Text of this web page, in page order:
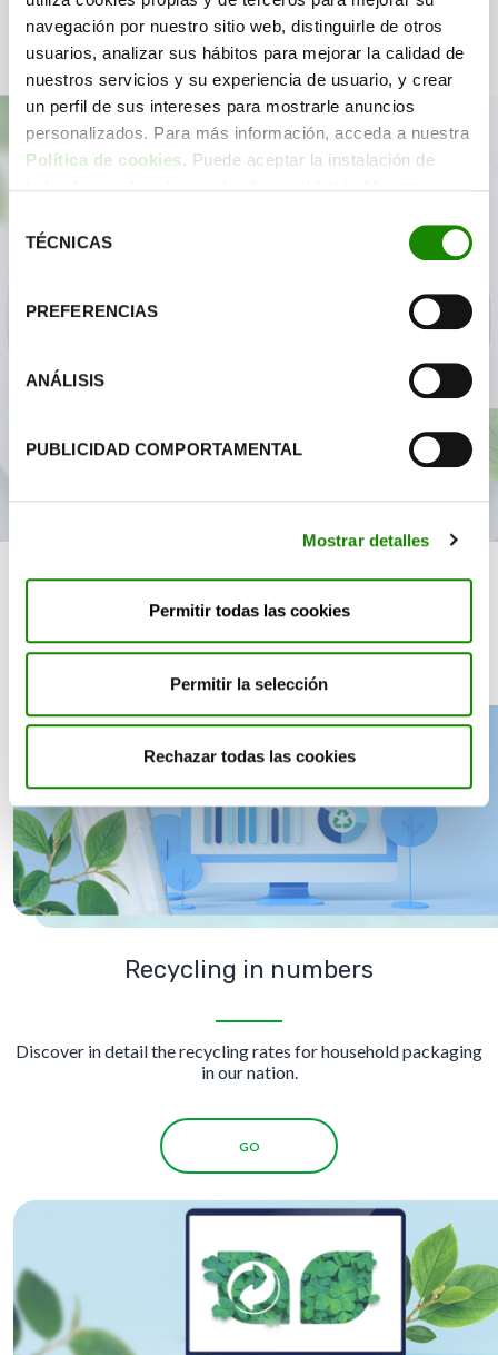
navegación por nuestro sitio web, distinguirle de otros
usuarios, analizar sus hábitos para mejorar la calidad de
nuestros servicios y su experiencia de usuario, y crear
un perfil de sus intereses para mostrarle anuncios
personalizados. Para más información, acceda a nuestra
Política de cookies. Puede aceptar la instalación de
botón “Configurar cookies”, o rechazar su instalación,
TÉCNICAS
PREFERENCIAS
ANÁLISIS
PUBLICIDAD COMPORTAMENTAL
Mostrar detalles
Permitir todas las cookies
Permitir la selección
Rechazar todas las cookies
Ecoembes as a journalist?
You might alsobe interested in
Recycling in numbers
Discover in detail the recycling rates for household packaging
in our nation.
GO